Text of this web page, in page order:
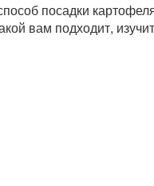
посадки
вам подходит,